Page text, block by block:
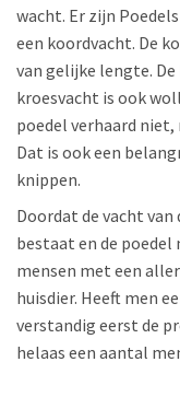
wacht. Er zijn
een koordvacht. De
van gelijke lengte.
kroesvacht is ook
poedel verhaard
Dat is ook een
knippen.
Doordat de vacht
bestaat en de poedel
mensen met een
huisdier. Heeft men
verstandig eerst de
helaas een aantal